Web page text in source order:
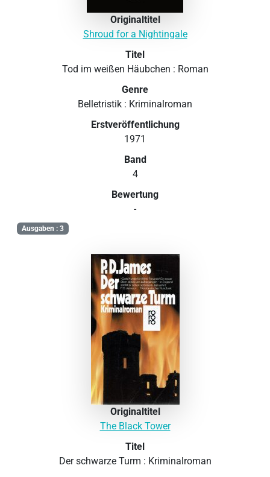
Originaltitel
Shroud for a Nightingale
Titel
Tod im weißen Häubchen : Roman
Genre
Belletristik : Kriminalroman
Erstveröffentlichung
1971
Band
4
Bewertung
-
Ausgaben : 3
Originaltitel
The Black Tower
Titel
Der schwarze Turm : Kriminalroman